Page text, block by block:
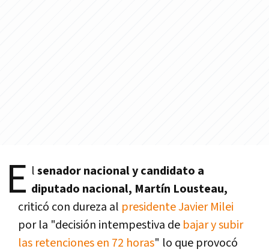
E lsenador nacional y candidato a
diputado nacional, Martín Lousteau,
criticó con dureza al presidente Javier Milei
por la "decisión intempestiva de bajar y subir
las retenciones en 72 horas" lo que provocó